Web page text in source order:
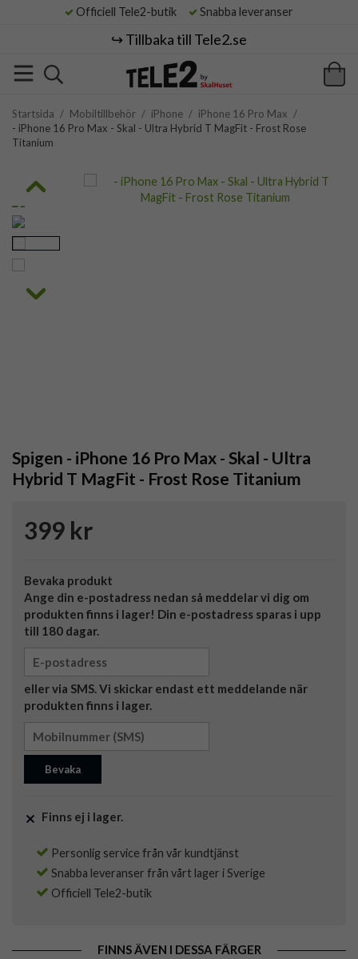
Officiell Tele2-butik Snabba leveranser
↪️ Tillbaka till Tele2.se
Startsida / Mobiltillbehör / iPhone / iPhone 16 Pro Max /
- iPhone 16 Pro Max - Skal - Ultra Hybrid T MagFit - Frost Rose
Titanium
Spigen - iPhone 16 Pro Max - Skal - Ultra
Hybrid T MagFit - Frost Rose Titanium
399 kr
Bevaka produkt
Ange din e-postadress nedan så meddelar vi dig om
produkten finns i lager! Din e-postadress sparas i upp
till 180 dagar.
eller via SMS. Vi skickar endast ett meddelande när
produkten finns i lager.
Bevaka
Finns ej i lager.
Personlig service från vår kundtjänst
Snabba leveranser från vårt lager i Sverige
Officiell Tele2-butik
FINNS ÄVEN I DESSA FÄRGER